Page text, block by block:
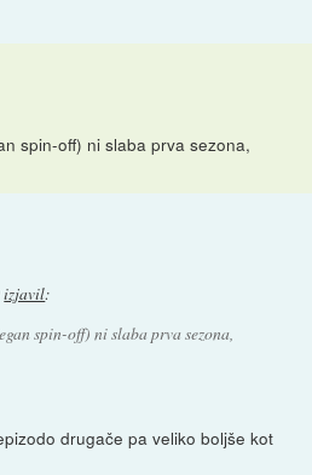
spin-off) ni slaba prva sezona,
izjavil:
spin-off) ni slaba prva sezona,
drugače pa veliko boljše kot